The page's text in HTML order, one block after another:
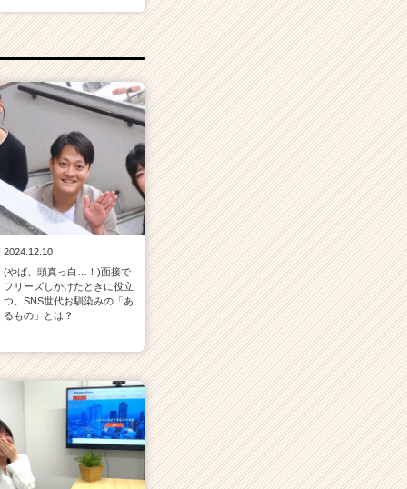
2024.12.10
(やば、頭真っ白…！)面接で
フリーズしかけたときに役立
つ、SNS世代お馴染みの「あ
るもの」とは？